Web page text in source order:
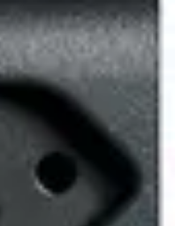
Planification de